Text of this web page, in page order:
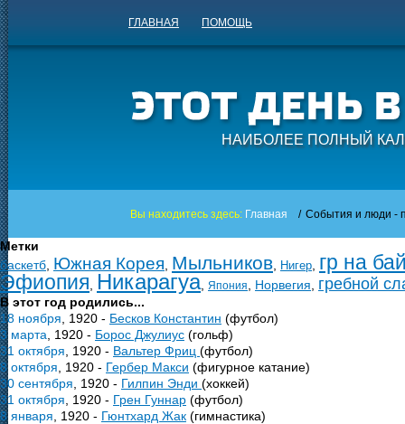
ГЛАВНАЯ ПОМОЩЬ
НАИБОЛЕЕ ПОЛНЫЙ
Вы находитесь здесь: Главная / События и люди -
Метки
баскетб Южная Корея Мыльников Нигер гр на
Эфиопия Никарагуа, Япония Норвегия гребной
В этот год родились...
18 ноября , 1920 - Бесков Константин (футбол)
3 марта , 1920 - Борос Джулиус (гольф)
31 октября , 1920 - Вальтер Фриц (футбол)
8 октября , 1920 - Гербер Макси (фигурное катание)
30 сентября , 1920 - Гилпин Энди (хоккей)
31 октября , 1920 - Грен Гуннар (футбол)
8 января , 1920 - Гюнтхард Жак (гимнастика)